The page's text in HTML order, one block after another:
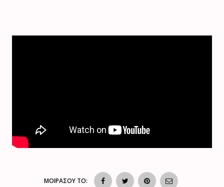
ΜΟΙΡΑΣΟΥ ΤΟ: